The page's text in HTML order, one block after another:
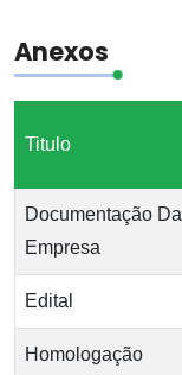
Anexos
Titulo
Documentação Da
Empresa
Edital
Homologação